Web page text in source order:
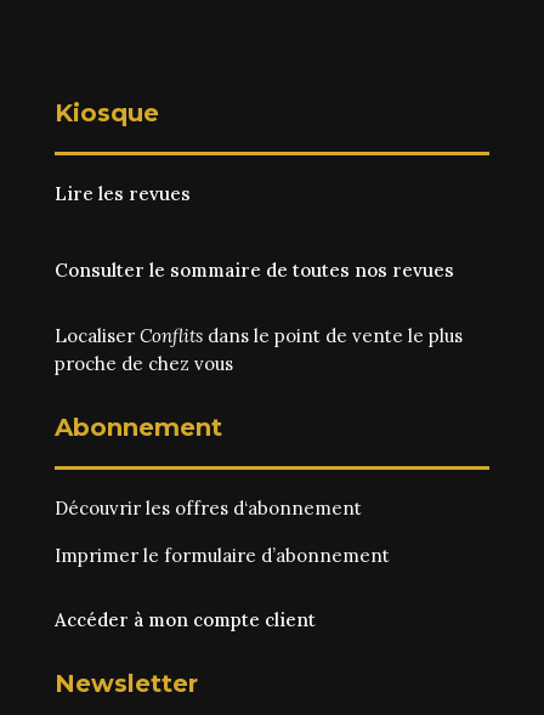
Kiosque
Lire les revues
Consulter le sommaire de toutes nos revues
Localiser Conflitsdans le point de vente le plus
proche de chez vous
Abonnement
Découvrir les offres d‘abonnement
Imprimer le formulaire d’abonnement
Accéder à mon compte client
Newsletter